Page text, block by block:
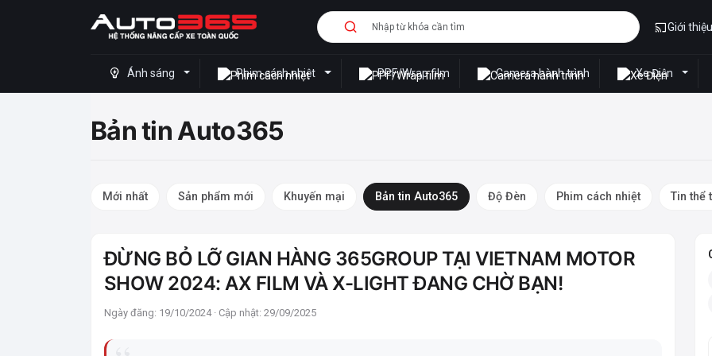
Giới thiệu
Ánh sáng Phim cách nhiệt PPF/Wrap film Camera hành trình Xe Điện
Bản tin Auto365
Mới nhất Sản phẩm mới Khuyến mại Bản tin Auto365 Độ Đèn Phim cách nhiệt Tin thể
ĐỪNG BỎ LỠ GIAN HÀNG 365GROUP TẠI VIETNAM MOTOR
SHOW 2024: AX FILM VÀ X-LIGHT ĐANG CHỜ BẠN!
Ngày đăng: 19/10/2024 · Cập nhật: 29/09/2025